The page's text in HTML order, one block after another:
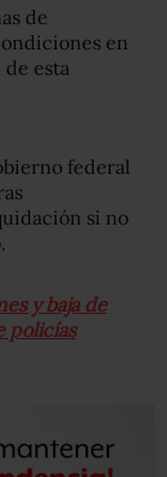
de
en
esta
federal
si no
y baja de
policías